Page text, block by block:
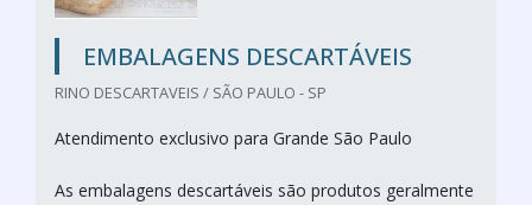
EMBALAGENS DESCARTÁVEIS
RINO DESCARTAVEIS / SÃO PAULO - SP
Atendimento exclusivo para Grande São Paulo
As embalagens descartáveis são produtos geralmente